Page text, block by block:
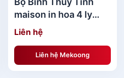
maison in hoa 4 ly
(Wealthy- pink lid)-
3GS000005X0160
Liên hệ
Liên hệ Mekoong